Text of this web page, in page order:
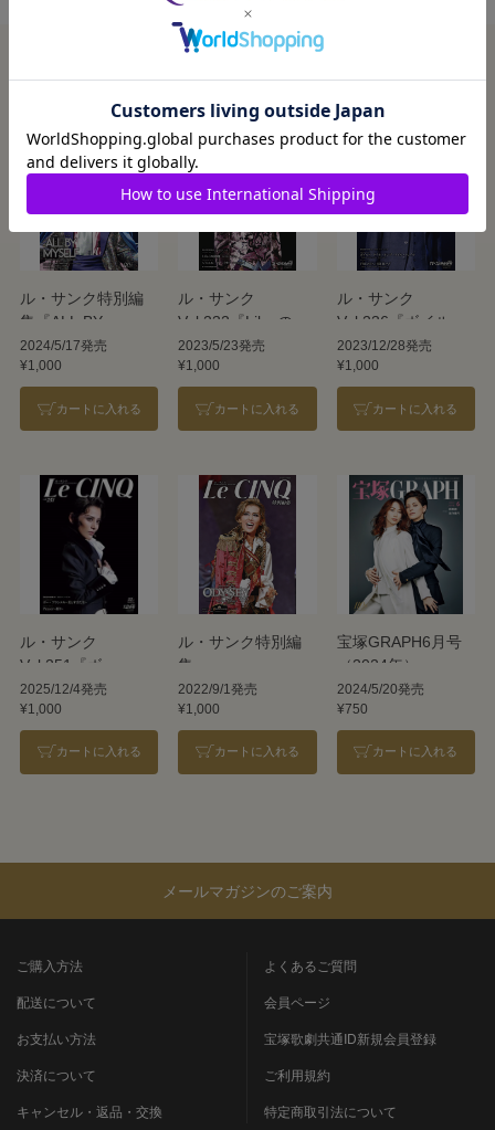
この商品を見た人はこんな商品も見ています
ル・サンク特別編
集『ALL BY
MYSELF』＜雪組
＞
2024/5/17発売
¥1,000
カートに入れる
ル・サンク
Vol.232『Lilacの夢
路』『ジュエル・
ド・パリ!!』＜雪組
＞
2023/5/23発売
¥1,000
カートに入れる
ル・サンク
Vol.236『ボイル
ド・ドイル・オン
ザ・トイル・トレ
イル』『FROZEN
HOLIDAY』＜雪組
2023/12/28発売
¥1,000
カートに入れる
ル・サンク
Vol.251『ボー・ブ
ランメル～美しす
ぎた男～』
『Prayer～祈り
～』＜雪組＞
2025/12/4発売
¥1,000
カートに入れる
ル・サンク特別編
集
『ODYSSEY―The
Age of
Discovery―』＜雪
組＞
2022/9/1発売
¥1,000
カートに入れる
宝塚GRAPH6月号
（2024年）
2024/5/20発売
¥750
カートに入れる
メールマガジンのご案内
ご購入方法
配送について
お支払い方法
決済について
キャンセル・返品・交換
よくあるご質問
会員ページ
宝塚歌劇共通ID新規会員登録
ご利用規約
特定商取引法について